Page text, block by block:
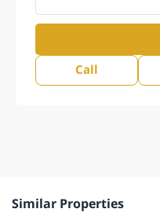
Call
Similar Properties